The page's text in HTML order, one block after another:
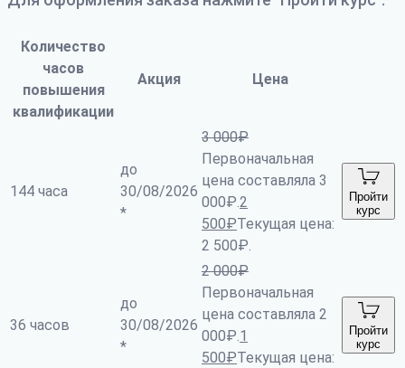
Количество
часов
повышения
квалификации
Акция Цена
144 часа
до
30/08/2026
*
3 000₽
Первоначальная
цена составляла 3
000₽.2
500₽Текущая цена:
2 500₽.
Пройти
курс
36 часов
до
30/08/2026
*
2 000₽
Первоначальная
цена составляла 2
000₽.1
500₽Текущая цена:
Пройти
курс